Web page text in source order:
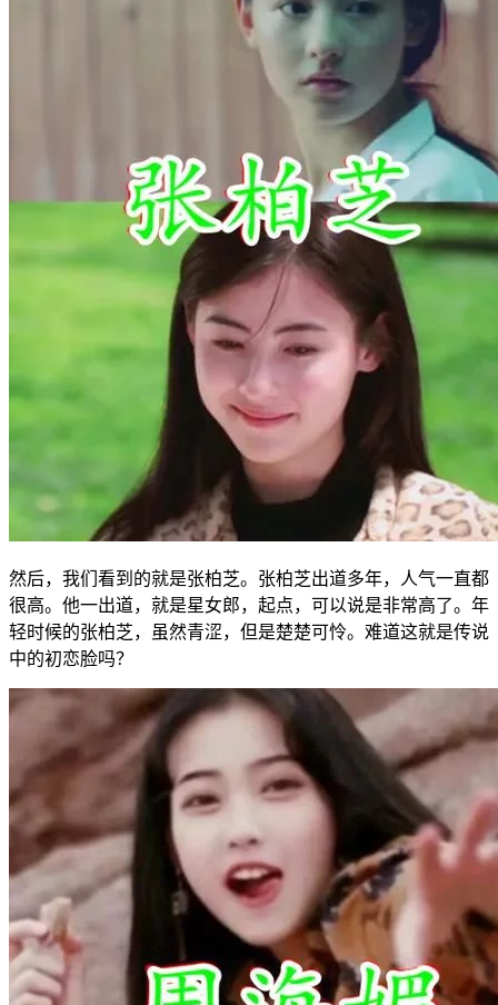
然后，我们看到的就是张柏芝。张柏芝出道多年，人气一直都
很高。他一出道，就是星女郎，起点，可以说是非常高了。年
轻时候的张柏芝，虽然青涩，但是楚楚可怜。难道这就是传说
中的初恋脸吗？